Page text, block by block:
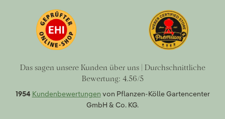
Das sagen unsere Kunden über uns | Durchschnittliche
Bewertung: 4.56/5
1954 Kundenbewertungen von Pflanzen-Kölle Gartencenter
GmbH & Co. KG.